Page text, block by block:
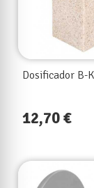
Dosificador B-
12,70 €